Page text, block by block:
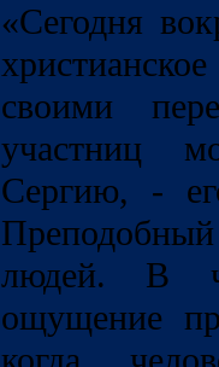
«Сегодня
своими
участниц
Сергию, -
людей. В
ощущение